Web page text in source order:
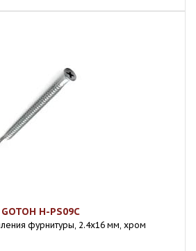
GOTOH H-PS09C
фурнитуры, 2.4х16 мм, хром